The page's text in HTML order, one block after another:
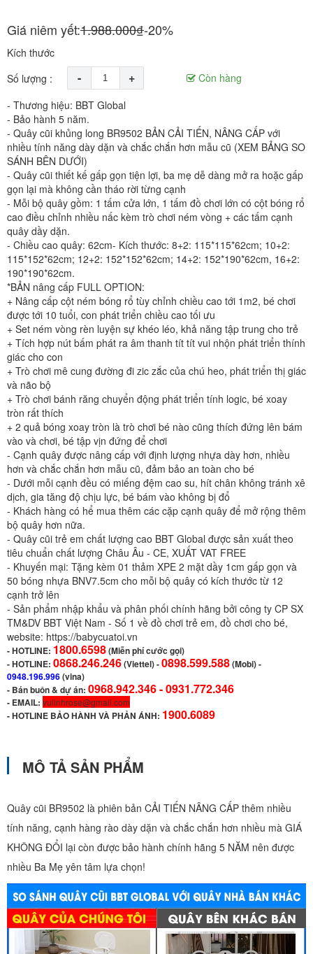
Giá niêm yết:1.988.000₫-20%
Kích thước
Số lượng :
- +
Còn hàng
- Thương hiệu: BBT Global
- Bảo hành 5 năm.
- Quây cũi khủng long BR9502 BẢN CẢI TIẾN, NÂNG CẤP với
nhiều tính năng dày dặn và chắc chắn hơn mẫu cũ (XEM BẢNG SO
SÁNH BÊN DƯỚI)
- Quây cũi thiết kế gấp gọn tiện lợi, ba mẹ dễ dàng mở ra hoặc gấp
gọn lại mà không cần tháo rời từng cạnh
- Mỗi bộ quây gồm: 1 tấm cửa lớn, 1 tấm đồ chơi lớn có cột bóng rổ
cao điều chỉnh nhiều nấc kèm trò chơi ném vòng + các tấm cạnh
quây dầy dặn.
- Chiều cao quây: 62cm- Kích thước: 8+2: 115*115*62cm; 10+2:
115*152*62cm; 12+2: 152*152*62cm; 14+2: 152*190*62cm, 16+2:
190*190*62cm.
*BẢN nâng cấp FULL OPTION:
+ Nâng cấp cột ném bóng rổ tùy chỉnh chiều cao tới 1m2, bé chơi
được tới 10 tuổi, con phát triển chiều cao tối ưu
+ Set ném vòng rèn luyện sự khéo léo, khả năng tập trung cho trẻ
+ Tích hợp nút bấm phát ra âm thanh tít tít vui nhộn phát triển thính
giác cho con
+ Trò chơi mê cung đường đi zic zắc của chú heo, phát triển thị giác
và não bộ
+ Trò chơi bánh răng chuyển động phát triển tính logic, bé xoay
tròn rất thích
+ 2 quả bóng xoay tròn là trò chơi bé nào cũng thích đứng lên bám
vào và chơi, bé tập vịn đứng để chơi
- Cạnh quây được nâng cấp với định lượng nhựa dày hơn, nhiều
hơn và chắc chắn hơn mẫu cũ, đảm bảo an toàn cho bé
- Dưới mỗi cạnh đều có miếng đệm cao su, hít chân không tránh xê
dịch, gia tăng độ chịu lực, bé bám vào không bị đổ
- Khách hàng có hể mua thêm các cặp cạnh quây để mở rộng thêm
bộ quây hơn nữa.
- Quây cũi trẻ em chất lượng cao BBT Global được sản xuất theo
tiêu chuẩn chất lượng Châu Âu - CE, XUẤT VAT FREE
- Khuyến mại: Tặng kèm 01 thảm XPE 2 mặt dầy 1cm gấp gọn và
50 bóng nhựa BNV7.5cm cho mỗi bộ quây có kích thước từ 12
cạnh trở lên
- Sản phẩm nhập khẩu và phân phối chính hãng bởi công ty CP SX
TM&DV BBT Việt Nam - Số 1 về đồ chơi trẻ em, đồ chơi cho bé,
website: https://babycuatoi.vn
-HOTLINE: 1800.6598(Miễn phí cước gọi)
- HOTLINE: 0868.246.246(Viettel)-0898.599.588(Mobi) -
0948.196.996(vina)
- Bán buôn & dự án: 0968.942.346 -0931.772.346
- EMAIL: vulinhrose@gmail.com
-HOTLINE BẢO HÀNH VÀ PHẢN ÁNH: 1900.6089
MÔ TẢ SẢN PHẨM
Quây cũi BR9502 là phiên bản CẢI TIẾN NÂNG CẤP thêm nhiều
tính năng, cạnh hàng rào dày dặn và chắc chắn hơn nhiều mà GIÁ
KHÔNG ĐỔI lại còn được bảo hành chính hãng 5 NĂM nên được
nhiều Ba Mẹ yên tâm lựa chọn!